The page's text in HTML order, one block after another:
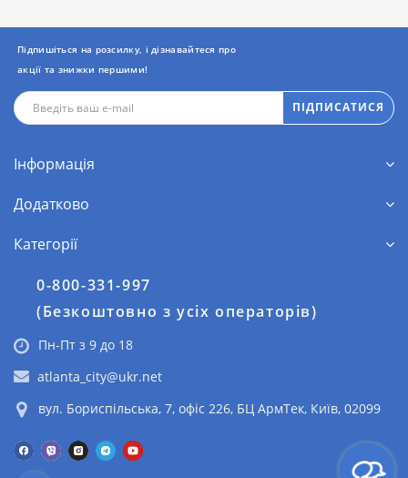
Підпишіться на розсилку, і дізнавайтеся про
акції та знижки першими!
ПІДПИСАТИСЯ
Інформація
Додатково
Категорії
0-800-331-997
(Безкоштовно з усіх операторів)
Пн-Пт з 9 до 18
atlanta_city@ukr.net
вул. Бориспільська, 7, офіс 226, БЦ АрмТек, Київ, 02099